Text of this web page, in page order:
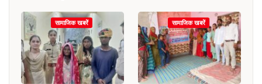
सामाजिक खबरें सामाजिक खबरें